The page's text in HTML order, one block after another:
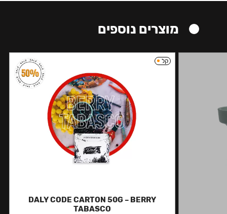
מוצרים נוספים
קל
DALY CODE CARTON 50G – BERRY
TABASCO